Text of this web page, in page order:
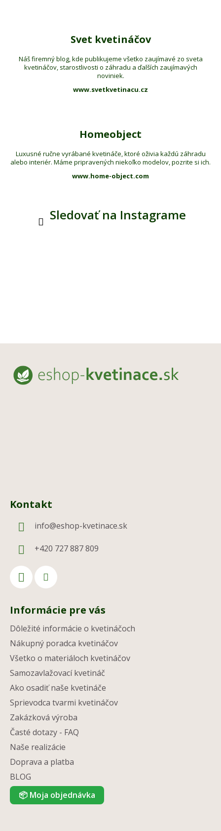
Svet kvetináčov
Náš firemný blog, kde publikujeme všetko zaujímavé zo sveta
kvetináčov, starostlivosti o záhradu a ďalších zaujímavých
noviniek.
www.svetkvetinacu.cz
Homeobject
Luxusné ručne vyrábané kvetináče, ktoré oživia každú záhradu
alebo interiér. Máme pripravených niekoľko modelov, pozrite si ich.
www.home-object.com
Sledovať na Instagrame
Kontakt
info@eshop-kvetinace.sk
+420 727 887 809
Informácie pre vás
Dôležité informácie o kvetináčoch
Nákupný poradca kvetináčov
Všetko o materiáloch kvetináčov
Samozavlažovací kvetináč
Ako osadiť naše kvetináče
Sprievodca tvarmi kvetináčov
Zakázková výroba
Časté dotazy - FAQ
Naše realizácie
Doprava a platba
BLOG
📦 Moja objednávka